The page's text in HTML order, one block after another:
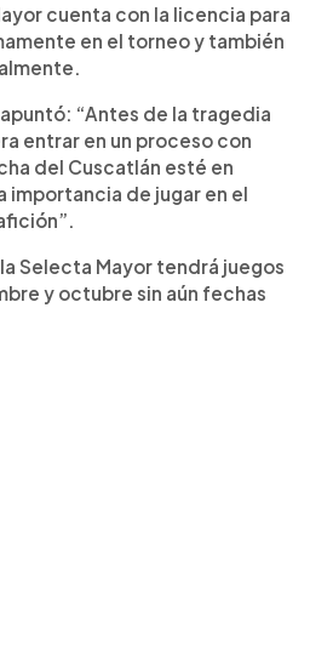
cuenta con la licencia para
en el torneo y también
“Antes de la tragedia
entrar en un proceso con
del Cuscatlán esté en
importancia de jugar en el
Selecta Mayor tendrá juegos
y octubre sin aún fechas